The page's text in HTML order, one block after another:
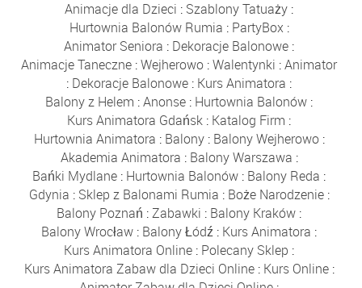
Animacje dla Dzieci : Szablony Tatuaży :
Hurtownia Balonów Rumia : PartyBox:
Animator Seniora : Dekoracje Balonowe :
Animacje Taneczne :Wejherowo :Walentynki :Animator
: Dekoracje Balonowe : Kurs Animatora :
Balony z Helem :Anonse : Hurtownia Balonów :
Kurs Animatora Gdańsk : Katalog Firm :
Hurtownia Animatora : Balony: Balony Wejherowo:
Akademia Animatora : Balony Warszawa :
Bańki Mydlane : Hurtownia Balonów : Balony Reda :
Gdynia : Sklep z Balonami Rumia : Boże Narodzenie:
Balony Poznań :Zabawki : Balony Kraków :
Balony Wrocław : Balony Łódź : Kurs Animatora :
Kurs Animatora Online : Polecany Sklep :
Kurs Animatora Zabaw dla Dzieci Online: Kurs Online: